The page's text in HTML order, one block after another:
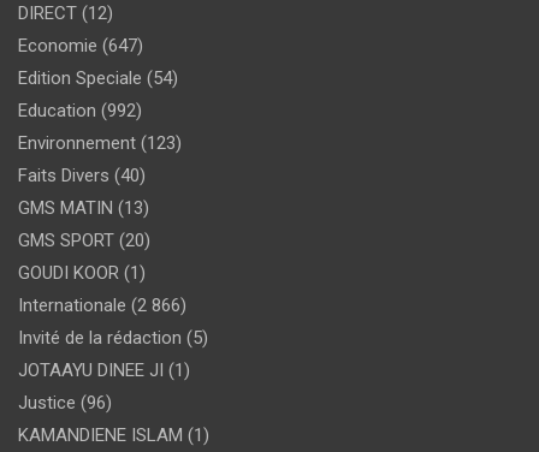
DIRECT (12)
Economie (647)
Edition Speciale (54)
Education (992)
Environnement (123)
Faits Divers (40)
GMS MATIN (13)
GMS SPORT (20)
GOUDI KOOR (1)
Internationale (2 866)
Invité de la rédaction (5)
JOTAAYU DINEE JI (1)
Justice (96)
KAMANDIENE ISLAM (1)